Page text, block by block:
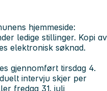
hjemmeside:
ledige stillinger. Kopi av
elektronisk søknad.
gjennomført tirsdag 4.
intervju skjer per
fredag 31. juli